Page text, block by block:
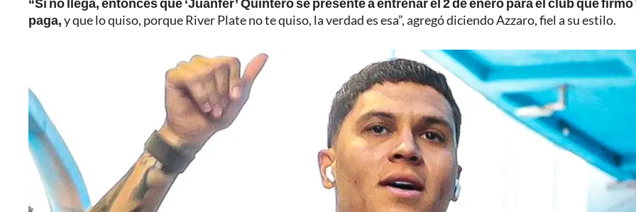
paga,y que lo quiso, porque River Plate no te quiso, la verdad es esa”, agregó diciendo Azzaro, fiel a su estilo.